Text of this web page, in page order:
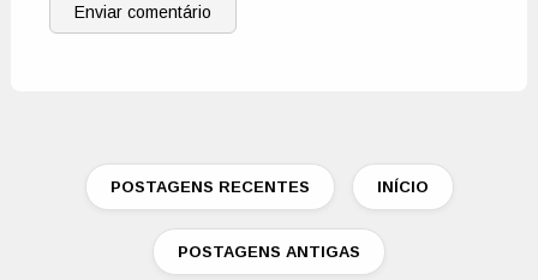
Enviar comentário
POSTAGENS RECENTES INÍCIO
POSTAGENS ANTIGAS